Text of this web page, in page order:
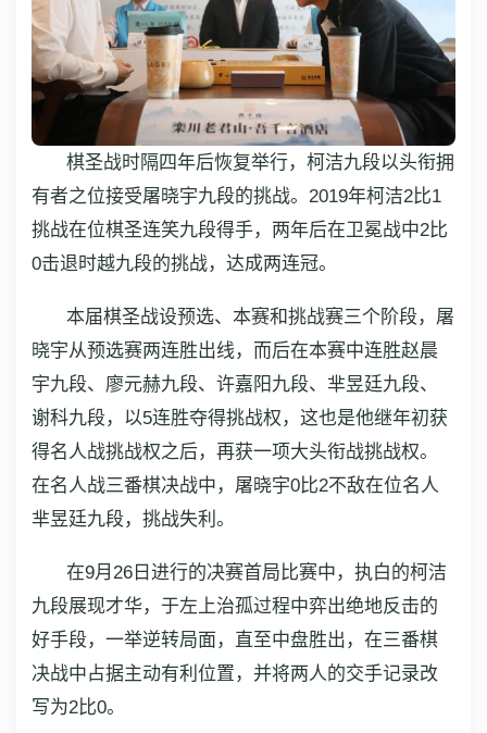
棋圣战时隔四年后恢复举行，柯洁九段以头衔拥
有者之位接受屠晓宇九段的挑战。2019年柯洁2比1
挑战在位棋圣连笑九段得手，两年后在卫冕战中2比
0击退时越九段的挑战，达成两连冠。
本届棋圣战设预选、本赛和挑战赛三个阶段，屠
晓宇从预选赛两连胜出线，而后在本赛中连胜赵晨
宇九段、廖元赫九段、许嘉阳九段、芈昱廷九段、
谢科九段，以5连胜夺得挑战权，这也是他继年初获
得名人战挑战权之后，再获一项大头衔战挑战权。
在名人战三番棋决战中，屠晓宇0比2不敌在位名人
芈昱廷九段，挑战失利。
在9月26日进行的决赛首局比赛中，执白的柯洁
九段展现才华，于左上治孤过程中弈出绝地反击的
好手段，一举逆转局面，直至中盘胜出，在三番棋
决战中占据主动有利位置，并将两人的交手记录改
写为2比0。